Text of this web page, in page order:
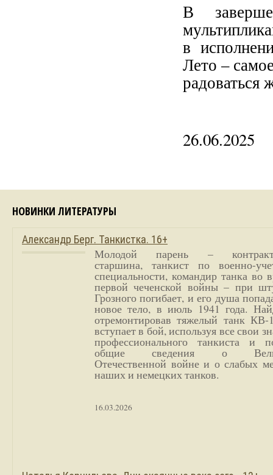
В
в
Лето –
радоваться
26.06.2025
НОВИНКИ ЛИТЕРАТУРЫ
Александр Берг. Танкистка. 16+
Молодой парень –
старшина, танкист по военно-
специальности, командир танка во
первой чеченской войны – при
Грозного погибает, и его душа
новое тело, в июль 1941 года.
отремонтировав тяжелый танк
вступает в бой, используя все свои
профессионального танкиста и
общие сведения о
Отечественной войне и о слабых
наших и немецких танков.
16.03.2026